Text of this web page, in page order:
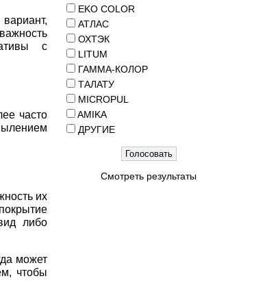
с
часто
их
либо
может
чтобы
EKO COLOR
АТЛАС
ОХТЭК
LITUM
ГАММА-КОЛОР
ТАЛАТУ
MICROPUL
AMIKA
ДРУГИЕ
Смотреть результаты